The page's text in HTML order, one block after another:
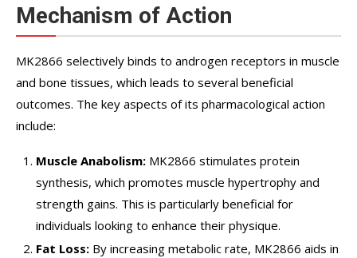
Mechanism of Action
MK2866 selectively binds to androgen receptors in muscle
and bone tissues, which leads to several beneficial
outcomes. The key aspects of its pharmacological action
include:
Muscle Anabolism: MK2866 stimulates protein
synthesis, which promotes muscle hypertrophy and
strength gains. This is particularly beneficial for
individuals looking to enhance their physique.
Fat Loss: By increasing metabolic rate, MK2866 aids in